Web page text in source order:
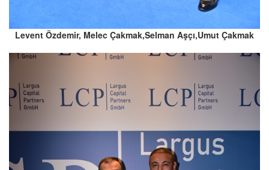
Levent Özdemir, Melec Çakmak,Selman Aşçı,Umut Çakmak